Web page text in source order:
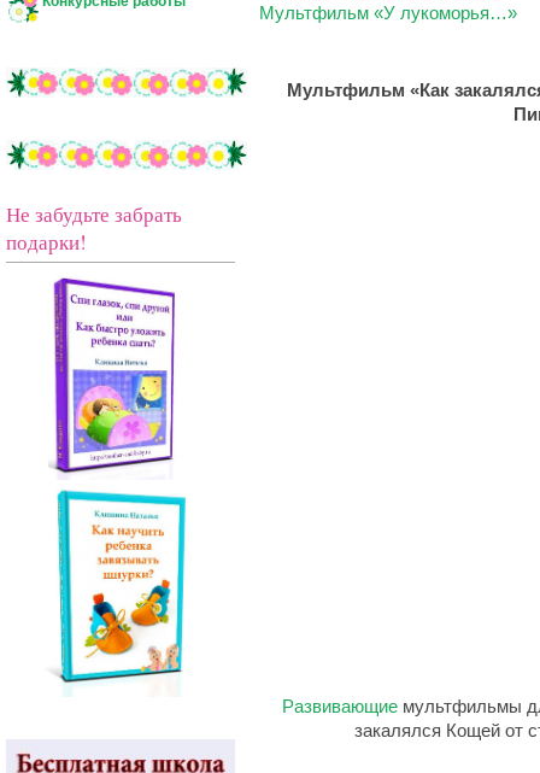
Не забудьте забрать
подарки!
Мультфильм «У лукоморья…»
Мультфильм «Как
Развивающиемультфильмы
закалялся Кощей от